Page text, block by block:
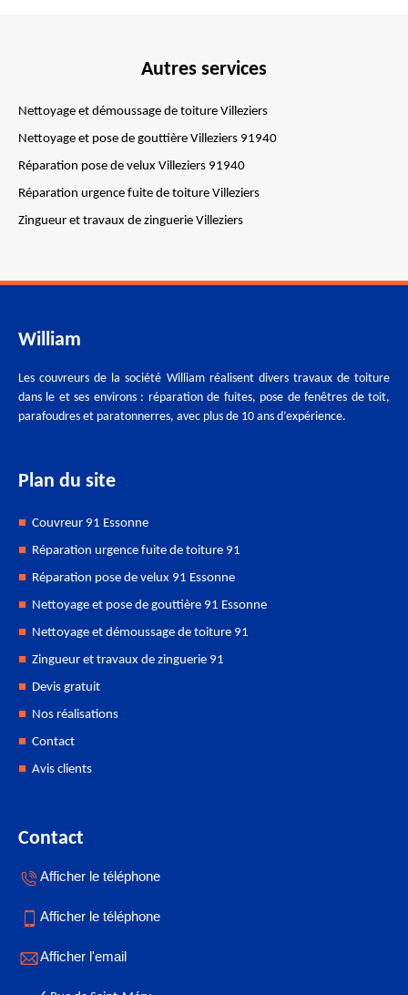
Autres services
Nettoyage et démoussage de toiture Villeziers
Nettoyage et pose de gouttière Villeziers 91940
Réparation pose de velux Villeziers 91940
Réparation urgence fuite de toiture Villeziers
Zingueur et travaux de zinguerie Villeziers
William
Les couvreurs de la société William réalisent divers travaux de toiture
dans le et ses environs : réparation de fuites, pose de fenêtres de toit,
parafoudres et paratonnerres, avec plus de 10 ans d’expérience.
Plan du site
Couvreur 91 Essonne
Réparation urgence fuite de toiture 91
Réparation pose de velux 91 Essonne
Nettoyage et pose de gouttière 91 Essonne
Nettoyage et démoussage de toiture 91
Zingueur et travaux de zinguerie 91
Devis gratuit
Nos réalisations
Contact
Avis clients
Contact
Afficher le téléphone
Afficher le téléphone
Afficher l'email